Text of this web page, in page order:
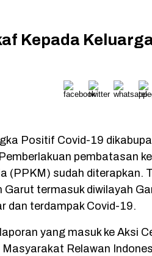
Kepada
Positif Covid-19
pembatasan
(PPKM) sudah diterapkan.
termasuk diwilayah
dan terdampak Covid-19.
yang masuk ke Aksi
Relawan